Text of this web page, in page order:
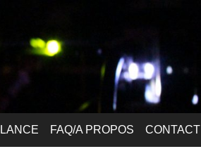
FAQ/A PROPOS CONTACT